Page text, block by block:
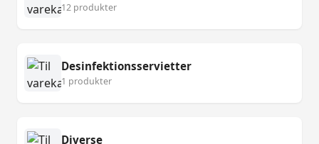
12 produkter
Desinfektionsservietter
1 produkter
Diverse